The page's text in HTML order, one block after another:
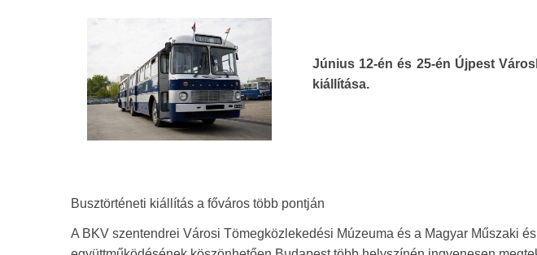
Június 12-én és 25-én Újpest
kiállítása.
Busztörténeti kiállítás a főváros több pontján
A BKV szentendrei Városi Tömegközlekedési Múzeuma és a Magyar Műszaki